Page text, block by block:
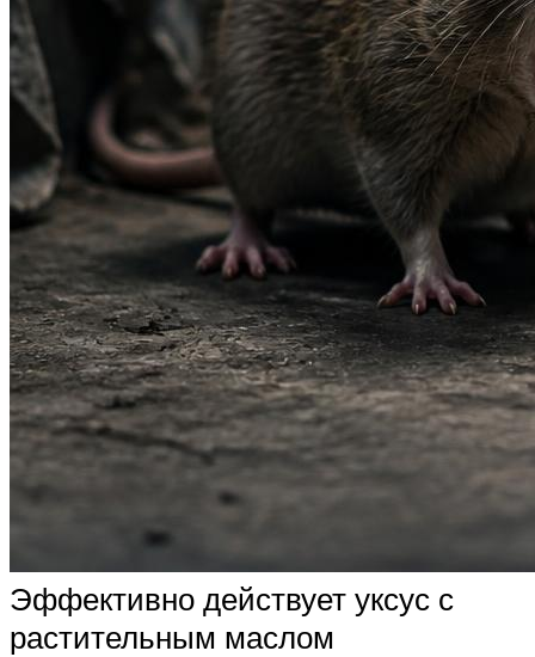
Эффективно действует уксус с
растительным маслом